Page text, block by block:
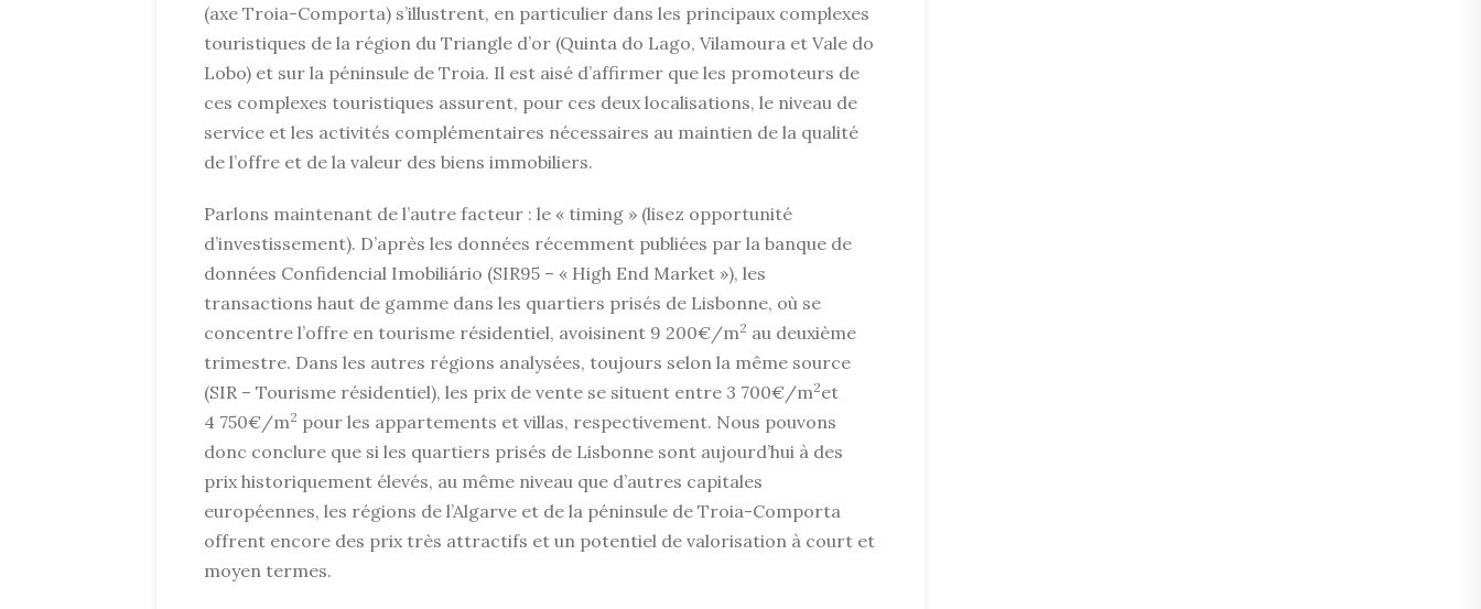
(axe Troia-Comporta) s’illustrent, en particulier dans les principaux complexes
touristiques de la région du Triangle d’or (Quinta do Lago, Vilamoura et Vale do
Lobo) et sur la péninsule de Troia. Il est aisé d’affirmer que les promoteurs de
ces complexes touristiques assurent, pour ces deux localisations, le niveau de
service et les activités complémentaires nécessaires au maintien de la qualité
de l’offre et de la valeur des biens immobiliers.
Parlons maintenant de l’autre facteur : le « timing » (lisez opportunité
d’investissement). D’après les données récemment publiées par la banque de
données Confidencial Imobiliário (SIR95 – « High End Market »), les
transactions haut de gamme dans les quartiers prisés de Lisbonne, où se
concentre l’offre en tourisme résidentiel, avoisinent 9 200€/m2 au deuxième
trimestre. Dans les autres régions analysées, toujours selon la même source
(SIR – Tourisme résidentiel), les prix de vente se situent entre 3 700€/m2et
4 750€/m2 pour les appartements et villas, respectivement. Nous pouvons
donc conclure que si les quartiers prisés de Lisbonne sont aujourd’hui à des
prix historiquement élevés, au même niveau que d’autres capitales
européennes, les régions de l’Algarve et de la péninsule de Troia-Comporta
offrent encore des prix très attractifs et un potentiel de valorisation à court et
moyen termes.